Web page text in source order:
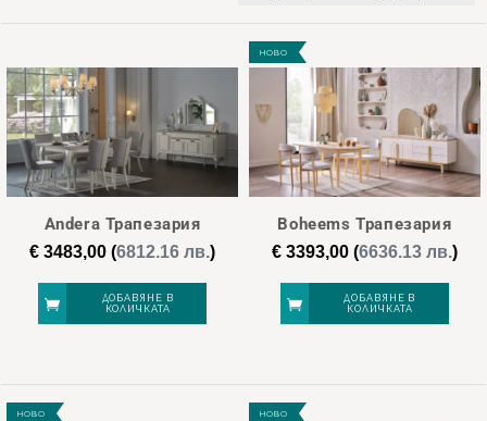
PREMIUM СЕРИЯ (5)
ТРАПЕЗАРИИ (28)
КОНЦЕПЦИИ (2)
Етикети
new (13)
Andera Трапезария
€ 3483,00 (6812.16 лв.)
ДОБАВЯНЕ В
КОЛИЧКАТА
НОВО
Boheems Трапезария
€3393,00(6636.13 лв.)
ДОБАВЯНЕ В
КОЛИЧКАТА
НОВО НОВО